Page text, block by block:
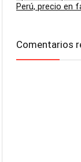
Perú, precio en
Comentarios